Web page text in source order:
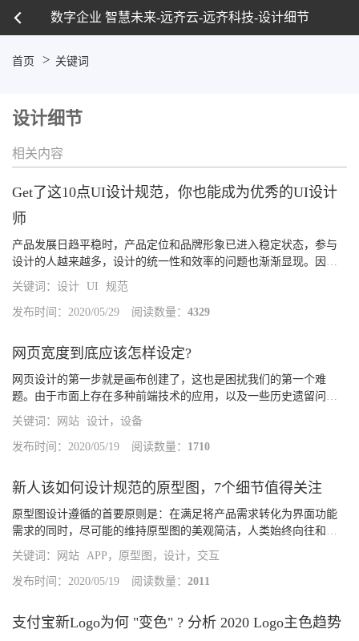
数字企业 智慧未来-远齐云-远齐科技-设计细节
首页 关键词
设计细节
相关内容
Get了这10点UI设计规范，你也能成为优秀的UI设计
师
产品发展日趋平稳时，产品定位和品牌形象已进入稳定状态，参与
设计的人越来越多，设计的统一性和效率的问题也渐渐显现。因
此，为了保证平台设计统一性，提升团队工作效率，打磨细节体
验，就需要我们定义和整理设计规范。1.确定规范内容UI 设计中，
设计规范是一...
关键词： 设计 UI 规范
发布时间：2020/05/29 阅读数量： 4329
网页宽度到底应该怎样设定?
网页设计的第一步就是画布创建了，这也是困扰我们的第一个难
题。由于市面上存在多种前端技术的应用，以及一些历史遗留问
题、设计场景差异等因素的影响，我们在搜索「网页设计宽度」这
类问题的时候，得到的结果会有非常多的版本，导致更加迷茫。所
以，了解网页...
关键词： 网站 设计，设备
发布时间：2020/05/19 阅读数量： 1710
新人该如何设计规范的原型图，7个细节值得关注
原型图设计遵循的首要原则是：在满足将产品需求转化为界面功能
需求的同时，尽可能的维持原型图的美观简洁，人类始终向往和追
求一切美好的事物，即便是黑白的世界，一样会带给人美的享受。
接下来将从「宏观的基础规范」和「微观的细节规范」两个维度，
说明如何...
关键词： 网站 APP，原型图，设计，交互
发布时间：2020/05/19 阅读数量： 2011
支付宝新Logo为何 "变色" ? 分析 2020 Logo主色趋势